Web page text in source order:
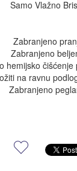
Samo Vlažno
Zabranjeno
Zabranjeno
hemijsko
na ravnu
Zabranjeno